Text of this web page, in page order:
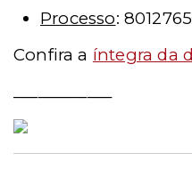
Processo:
Confira a íntegra da